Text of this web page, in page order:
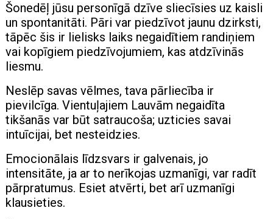
Šonedēļ jūsu personīgā dzīve sliecīsies uz kaisli
un spontanitāti. Pāri var piedzīvot jaunu dzirksti,
tāpēc šis ir lielisks laiks negaidītiem randiņiem
vai kopīgiem piedzīvojumiem, kas atdzīvinās
liesmu.
Neslēp savas vēlmes, tava pārliecība ir
pievilcīga. Vientuļajiem Lauvām negaidīta
tikšanās var būt satraucoša; uzticies savai
intuīcijai, bet nesteidzies.
Emocionālais līdzsvars ir galvenais, jo
intensitāte, ja ar to nerīkojas uzmanīgi, var radīt
pārpratumus. Esiet atvērti, bet arī uzmanīgi
klausieties.